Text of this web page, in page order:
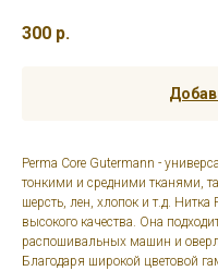
300 р.
Perma Core Gutermann -
тонкими и средними тканями,
шерсть, лен, хлопок и т.д.
высокого качества. Она
распошивальных машин и
Благодаря широкой цветовой